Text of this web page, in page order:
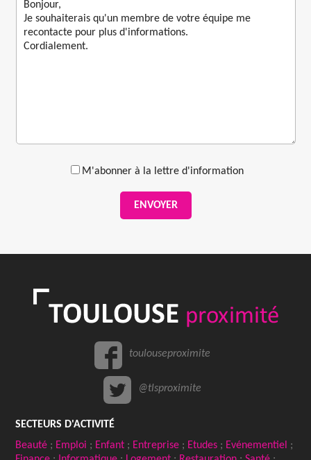
M'abonner à la lettre d'information
ENVOYER
toulouseproximite
@tlsproximite
SECTEURS D'ACTIVITÉ
Beauté ; Emploi ; Enfant ; Entreprise ; Etudes ; Evénementiel ;